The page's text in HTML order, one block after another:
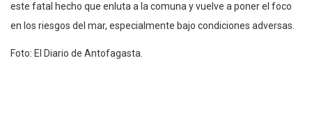
este fatal hecho que enluta a la comuna y vuelve a poner el foco
en los riesgos del mar, especialmente bajo condiciones adversas.
Foto: El Diario de Antofagasta.